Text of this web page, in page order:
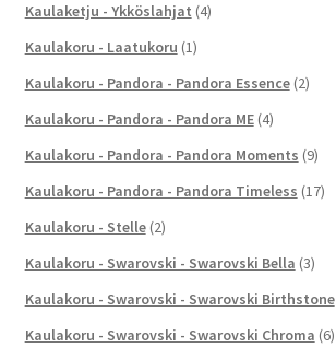
Kaulaketju - Ykköslahjat (4)
Kaulakoru - Laatukoru (1)
Kaulakoru - Pandora - Pandora Essence (2)
Kaulakoru - Pandora - Pandora ME (4)
Kaulakoru - Pandora - Pandora Moments (9)
Kaulakoru - Pandora - Pandora Timeless (17)
Kaulakoru - Stelle (2)
Kaulakoru - Swarovski - Swarovski Bella (3)
Kaulakoru - Swarovski - Swarovski Birthstone
Kaulakoru - Swarovski - Swarovski Chroma (6)